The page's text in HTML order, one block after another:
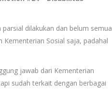
dilakukan dan belum semua
Sosial saja, padahal
jawab dari Kementerian
sudah terkait dengan berbagai